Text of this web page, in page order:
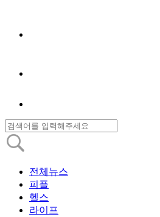
전체뉴스
피플
헬스
라이프